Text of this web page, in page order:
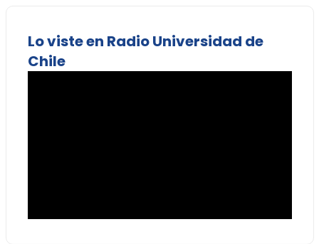
Lo viste en Radio Universidad de
Chile